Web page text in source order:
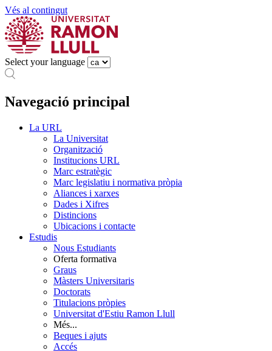
Vés al contingut
Select your language
Navegació principal
La URL
La Universitat
Organització
Institucions URL
Marc estratègic
Marc legislatiu i normativa pròpia
Aliances i xarxes
Dades i Xifres
Distincions
Ubicacions i contacte
Estudis
Nous Estudiants
Oferta formativa
Graus
Màsters Universitaris
Doctorats
Titulacions pròpies
Universitat d'Estiu Ramon Llull
Més...
Beques i ajuts
Accés